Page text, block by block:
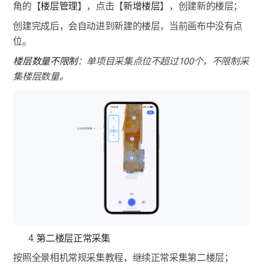
角的【楼层管理】，点击【新增楼层】，创建新的楼层；
创建完成后，会自动进到新建的楼层，当前画布中没有点
位。
楼层数量不限制：单项目采集点位不超过100个，不限制采
集楼层数量。
第二楼层正常采集
按照全景相机常规采集教程，继续正常采集第二楼层；